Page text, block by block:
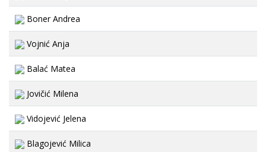
Boner Andrea
Vojnić Anja
Balać Matea
Jovičić Milena
Vidojević Jelena
Blagojević Milica